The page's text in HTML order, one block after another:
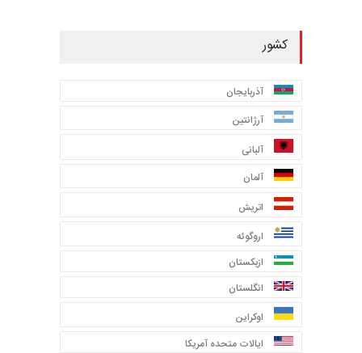
کشور
آذربایجان
آرژانتین
آلبانی
آلمان
اتریش
اروگوئه
ازبکستان
انگلستان
اوکراین
ایالات متحده آمریکا